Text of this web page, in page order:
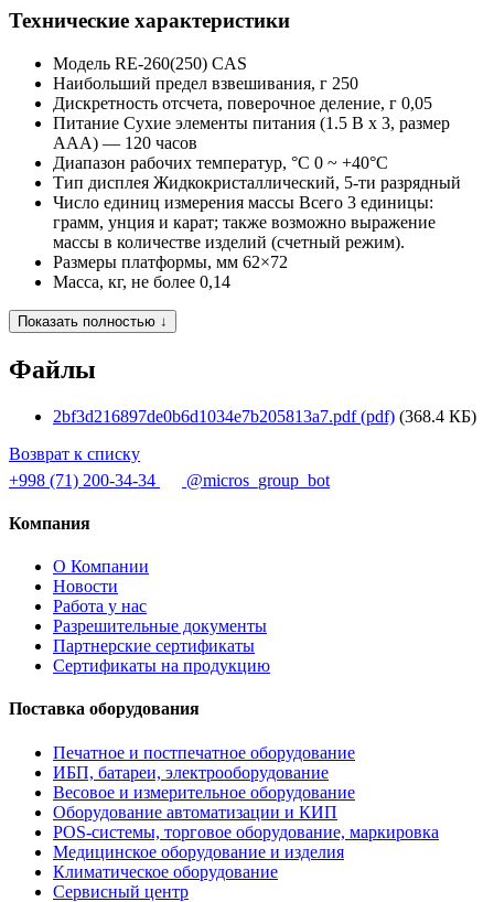
Технические характеристики
Модель RE-260(250) CAS
Наибольший предел взвешивания, г 250
Дискретность отсчета, поверочное деление, г 0,05
Питание Сухие элементы питания (1.5 В x 3, размер
AAA) — 120 часов
Диапазон рабочих температур, °C 0 ~ +40°C
Тип дисплея Жидкокристаллический, 5-ти разрядный
Число единиц измерения массы Всего 3 единицы:
грамм, унция и карат; также возможно выражение
массы в количестве изделий (счетный режим).
Размеры платформы, мм 62×72
Масса, кг, не более 0,14
Показать полностью ↓
Файлы
2bf3d216897de0b6d1034e7b205813a7.pdf (pdf) (368.4 КБ)
Возврат к списку
+998 (71) 200-34-34
@micros_group_bot
Компания
О Компании
Новости
Работа у нас
Разрешительные документы
Партнерские сертификаты
Сертификаты на продукцию
Поставка оборудования
Печатное и постпечатное оборудование
ИБП, батареи, электрооборудование
Весовое и измерительное оборудование
Оборудование автоматизации и КИП
POS-системы, торговое оборудование, маркировка
Медицинское оборудование и изделия
Климатическое оборудование
Сервисный центр